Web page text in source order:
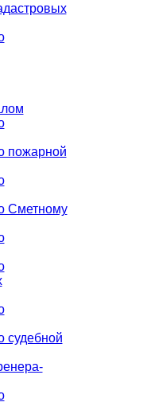
пожарной
Сметному
судебной